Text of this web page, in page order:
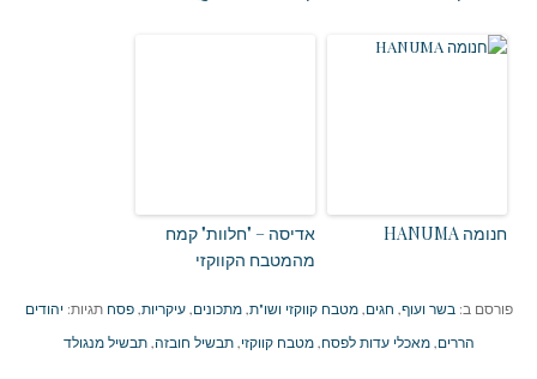
חנומה HANUMA
אדיסה – "חלוות" קמח
מהמטבח הקווקזי
פורסם ב: בשר ועוף, חגים,מטבח קווקזי ושו"ת,מתכונים,עיקריות,פסח תגיות: יהודים
הררים,מאכלי עדות לפסח,מטבח קווקזי,תבשיל חובזה,תבשיל מנגולד